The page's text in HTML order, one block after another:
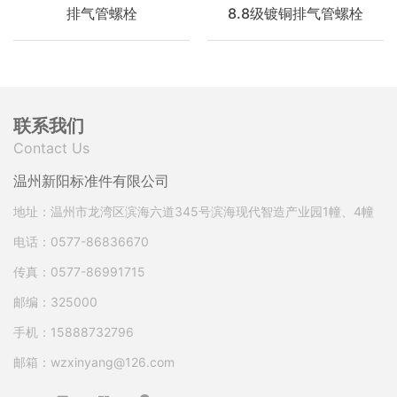
排气管螺栓 8.8级镀铜排气管螺栓
联系我们
Contact Us
温州新阳标准件有限公司
地址：温州市龙湾区滨海六道345号滨海现代智造产业园1幢、4幢
电话：0577-86836670
传真：0577-86991715
邮编：325000
手机：15888732796
邮箱：wzxinyang@126.com